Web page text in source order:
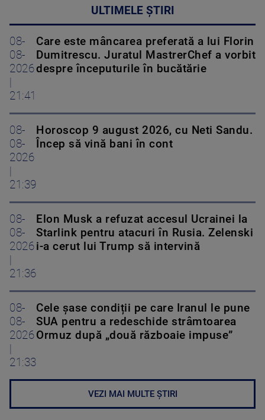
ULTIMELE ȘTIRI
08-
08-
2026
21:41
Care este mâncarea preferată a lui Florin
Dumitrescu. Juratul MastrerChef a vorbit
despre începuturile în bucătărie
08-
08-
2026
21:39
Horoscop 9 august 2026, cu Neti Sandu.
Încep să vină bani în cont
08-
08-
2026
21:36
Elon Musk a refuzat accesul Ucrainei la
Starlink pentru atacuri în Rusia. Zelenski
i-a cerut lui Trump să intervină
08-
08-
2026
21:33
Cele șase condiții pe care Iranul le pune
SUA pentru a redeschide strâmtoarea
Ormuz după „două războaie impuse”
VEZI MAI MULTE ȘTIRI